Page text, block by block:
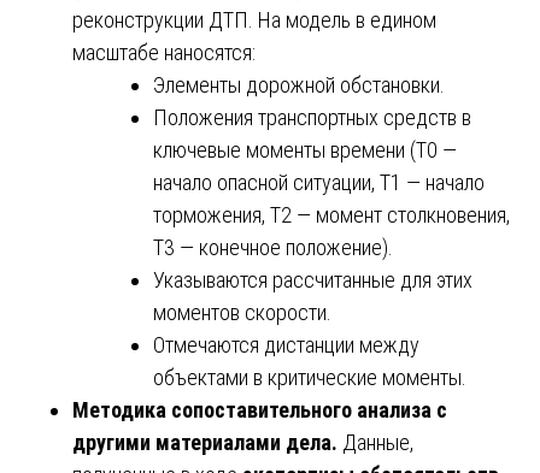
реконструкции ДТП. На модель в едином
масштабе наносятся:
Элементы дорожной обстановки.
Положения транспортных средств в
ключевые моменты времени (T0 —
начало опасной ситуации, T1 — начало
торможения, T2 — момент столкновения,
T3 — конечное положение).
Указываются рассчитанные для этих
моментов скорости.
Отмечаются дистанции между
объектами в критические моменты.
Методика сопоставительного анализа с
другими материалами дела. Данные,